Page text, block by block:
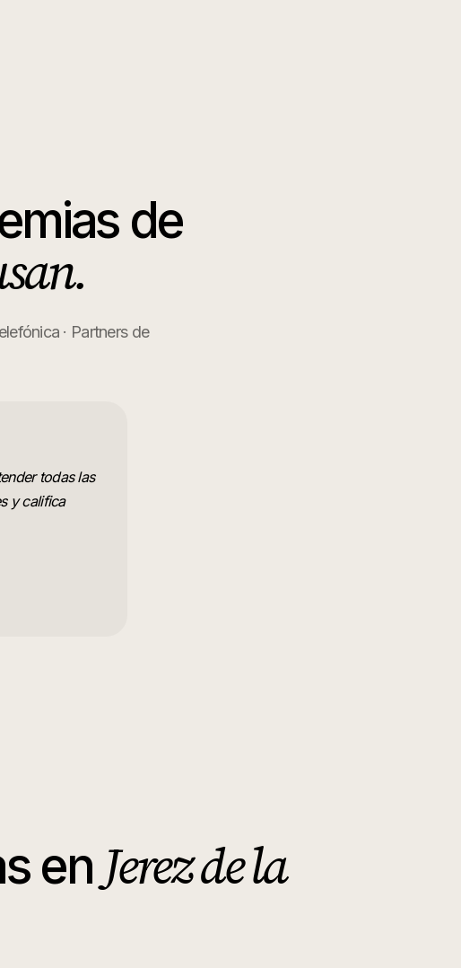
de
· Partners de
todas las
y califica
enJerez de la